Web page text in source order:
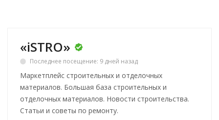
«iSTRO»
Последнее посещение: 9 дней назад
Маркетплейс строительных и отделочных
материалов. Большая база строительных и
отделочных материалов. Новости строительства.
Статьи и советы по ремонту.